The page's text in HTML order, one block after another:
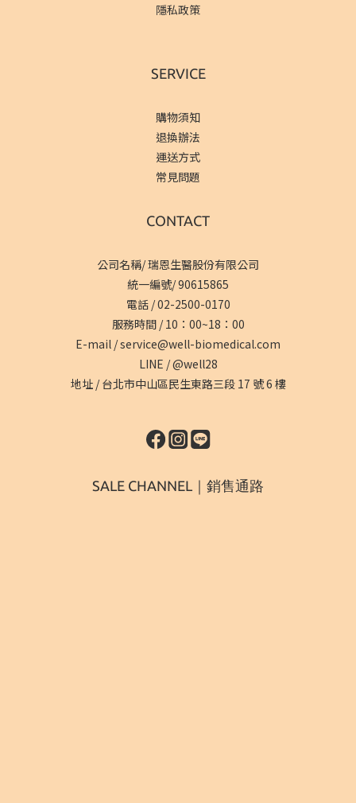
隱私政策
SERVICE
購物須知
退換辦法
運送方式
常見問題
CONTACT
公司名稱/ 瑞恩生醫股份有限公司
統一編號/ 90615865
電話 /02-2500-0170
服務時間 / 10：00~18：00
E-mail /service@well-biomedical.com
LINE /@well28
地址 /台北市中山區民生東路三段 17 號 6 樓
SALE CHANNEL｜銷售通路